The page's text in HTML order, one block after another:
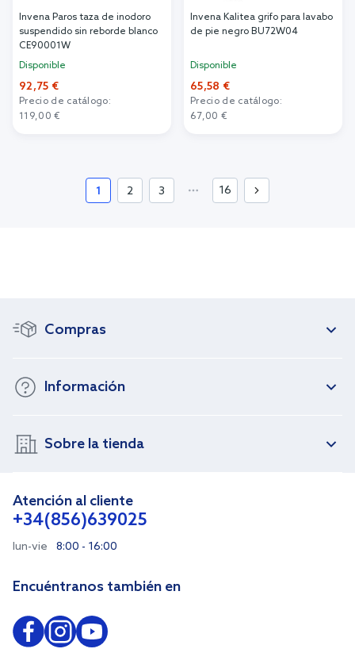
Invena Paros taza de inodoro
suspendido sin reborde blanco
CE90001W
Disponible
92,75 €
Precio de catálogo:
119,00 €
Invena Kalitea grifo para lavabo
de pie negro BU72W04
Disponible
65,58 €
Precio de catálogo:
67,00 €
1 2 3 16
Compras
Información
Sobre la tienda
Atención al cliente
+34(856)639025
lun-vie 8:00 - 16:00
Encuéntranos también en